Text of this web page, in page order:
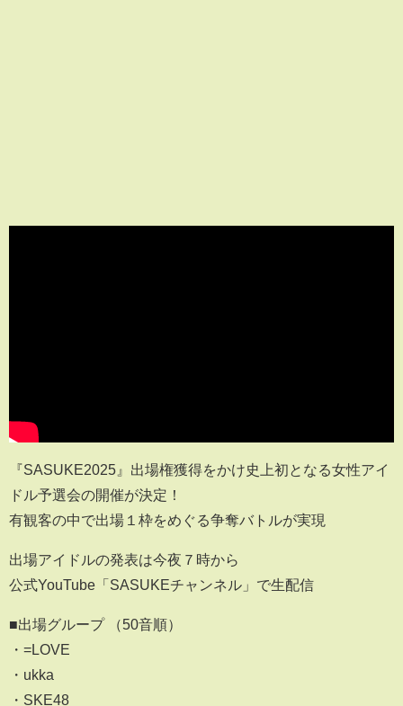
『SASUKE2025』出場権獲得をかけ史上初となる女性アイ
ドル予選会の開催が決定！
有観客の中で出場１枠をめぐる争奪バトルが実現
出場アイドルの発表は今夜７時から
公式YouTube「SASUKEチャンネル」で生配信
■出場グループ （50音順）
・=LOVE
・ukka
・SKE48